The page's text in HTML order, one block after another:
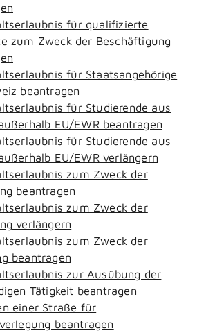
für qualifizierte
zum Zweck der Beschäftigung
für Staatsangehörige
beantragen
für Studierende aus
EU/EWR beantragen
für Studierende aus
EU/EWR verlängern
zum Zweck der
beantragen
zum Zweck der
verlängern
zum Zweck der
beantragen
zur Ausübung der
Tätigkeit beantragen
einer Straße für
beantragen